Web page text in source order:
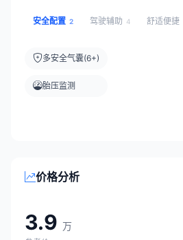
安全配置 2 驾驶辅助 4 舒适便捷
多安全气囊(6+)
胎压监测
价格分析
3.9 万